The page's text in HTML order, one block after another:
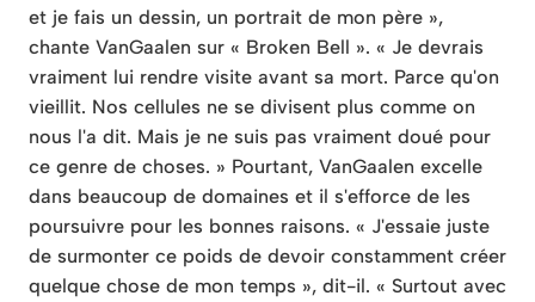
et je fais un dessin, un portrait de mon père »,
chante VanGaalen sur « Broken Bell ». « Je devrais
vraiment lui rendre visite avant sa mort. Parce qu'on
vieillit. Nos cellules ne se divisent plus comme on
nous l'a dit. Mais je ne suis pas vraiment doué pour
ce genre de choses. » Pourtant, VanGaalen excelle
dans beaucoup de domaines et il s'efforce de les
poursuivre pour les bonnes raisons. « J'essaie juste
de surmonter ce poids de devoir constamment créer
quelque chose de mon temps », dit-il. « Surtout avec